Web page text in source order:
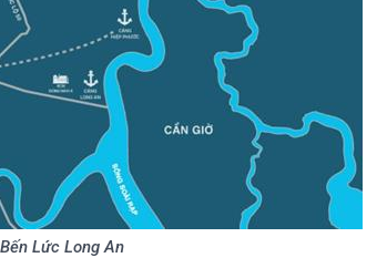
Lức Long An